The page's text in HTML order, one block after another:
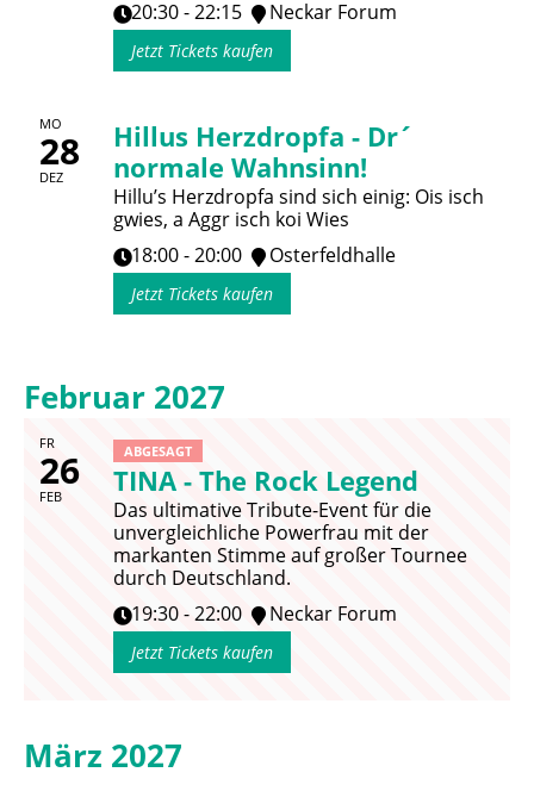
20:30 - 22:15
Neckar Forum
Jetzt Tickets kaufen
MO
28
DEZ
Hillus Herzdropfa - Dr´
normale Wahnsinn!
Hillu’s Herzdropfa sind sich einig: Ois isch
gwies, a Aggr isch koi Wies
18:00 - 20:00
Osterfeldhalle
Jetzt Tickets kaufen
Februar 2027
FR
26
FEB
ABGESAGT
TINA - The Rock Legend
Das ultimative Tribute-Event für die
unvergleichliche Powerfrau mit der
markanten Stimme auf großer Tournee
durch Deutschland.
19:30 - 22:00
Neckar Forum
Jetzt Tickets kaufen
März 2027